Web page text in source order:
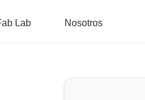
Lab Nosotros